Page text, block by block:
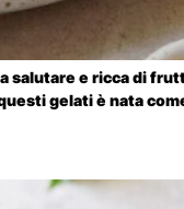
salutare e ricca di
gelati è nata